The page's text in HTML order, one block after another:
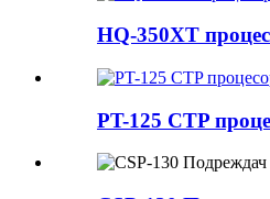
HQ-350XT
PT-125 CTP